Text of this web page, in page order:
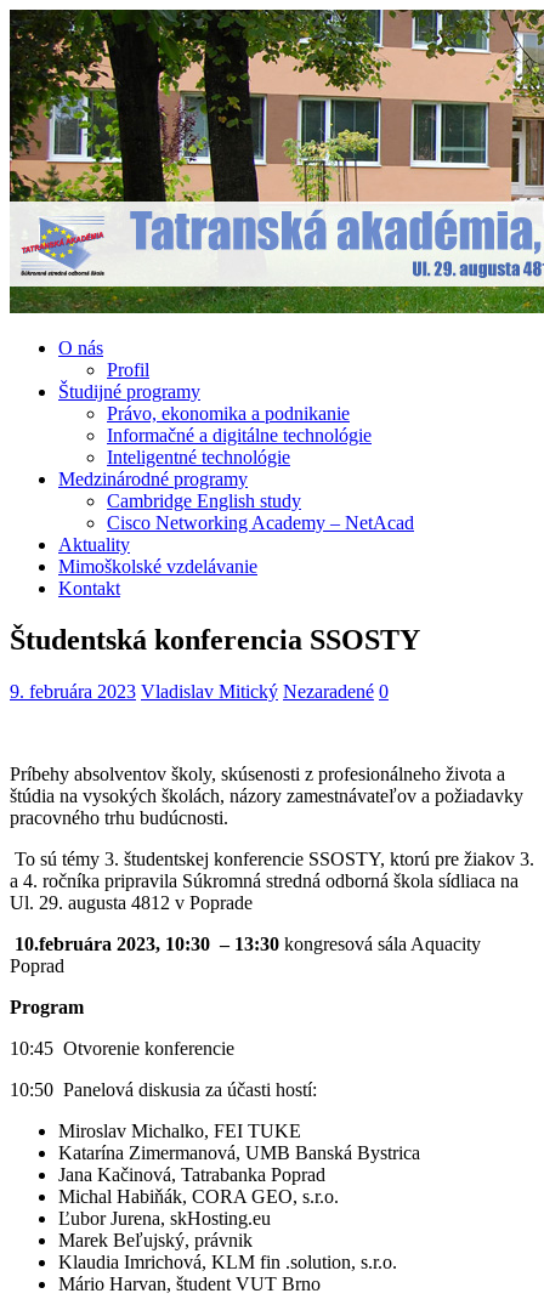
O nás
Profil
Študijné programy
Právo, ekonomika a podnikanie
Informačné a digitálne technológie
Inteligentné technológie
Medzinárodné programy
Cambridge English study
Cisco Networking Academy – NetAcad
Aktuality
Mimoškolské vzdelávanie
Kontakt
Študentská konferencia SSOSTY
9. februára 2023 Vladislav Mitický Nezaradené 0
Príbehy absolventov školy, skúsenosti z profesionálneho života a
štúdia na vysokých školách, názory zamestnávateľov a požiadavky
pracovného trhu budúcnosti.
To sú témy 3. študentskej konferencie SSOSTY, ktorú pre žiakov 3.
a 4. ročníka pripravila Súkromná stredná odborná škola sídliaca na
Ul. 29. augusta 4812 v Poprade
10.februára 2023, 10:30 – 13:30 kongresová sála Aquacity
Poprad
Program
10:45 Otvorenie konferencie
10:50 Panelová diskusia za účasti hostí:
Miroslav Michalko, FEI TUKE
Katarína Zimermanová, UMB Banská Bystrica
Jana Kačinová, Tatrabanka Poprad
Michal Habiňák, CORA GEO, s.r.o.
Ľubor Jurena, skHosting.eu
Marek Beľujský, právnik
Klaudia Imrichová, KLM fin .solution, s.r.o.
Mário Harvan, študent VUT Brno